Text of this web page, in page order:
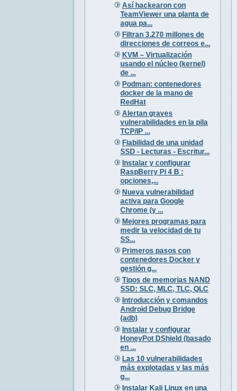
Así hackearon con
TeamViewer una planta de
agua pa...
Filtran 3.270 millones de
direcciones de correos e...
KVM – Virtualización
usando el núcleo (kernel)
de ...
Podman: contenedores
docker de la mano de
RedHat
Alertan graves
vulnerabilidades en la pila
TCP/IP ...
Fiabilidad de una unidad
SSD - Lecturas - Escritur...
Instalar y configurar
RaspBerry Pi 4 B :
opciones,...
Nueva vulnerabilidad
activa para Google
Chrome (y ...
Mejores programas para
medir la velocidad de tu
SS...
Primeros pasos con
contenedores Docker y
gestión g...
Tipos de memorias NAND
SSD: SLC, MLC, TLC, QLC
Introducción y comandos
Android Debug Bridge
(adb)
Instalar y configurar
HoneyPot DShield (basado
en ...
Las 10 vulnerabilidades
más explotadas y las más
g...
Instalar Kali Linux en una